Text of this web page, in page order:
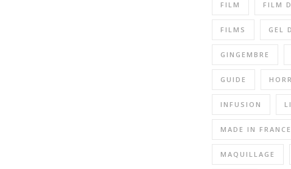
FILM FILM
FILMS GEL
GINGEMBRE
GUIDE
INFUSION
MADE IN FRANCE
MAQUILLAGE